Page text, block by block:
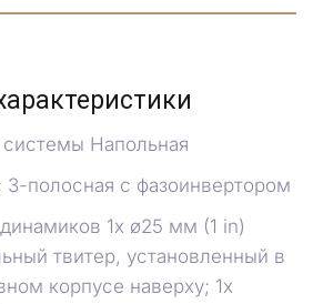
системы Напольная
3-полосная с фазоинвертором
1x ø25 мм (1 in)
твитер, установленный в
корпусе наверху; 1x